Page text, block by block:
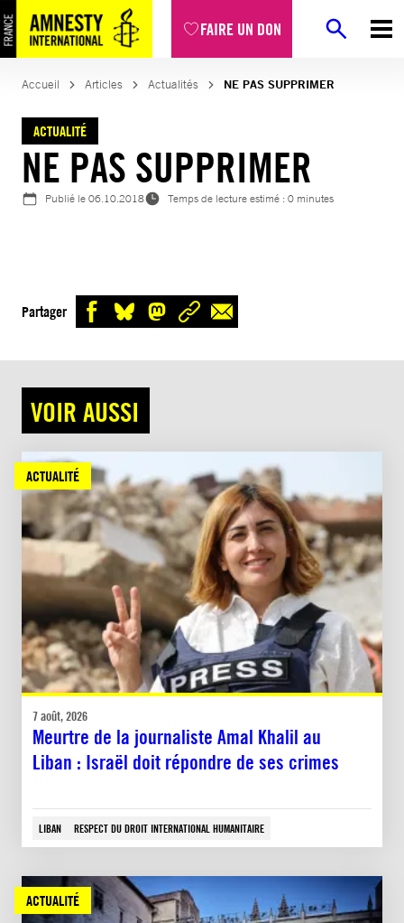
FAIRE UN DON
Aller
au
contenu
Accueil Articles Actualités NE PAS SUPPRIMER
ACTUALITÉ
NE PAS SUPPRIMER
Publié le06.10.2018 Temps de lecture estimé : 0 minutes
Partager
VOIR AUSSI
ACTUALITÉ
7 août, 2026
Meurtre de la journaliste Amal Khalil au
Liban : Israël doit répondre de ses crimes
LIBAN RESPECT DU DROIT INTERNATIONAL HUMANITAIRE
ACTUALITÉ